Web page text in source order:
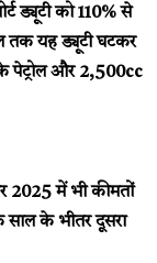
ड्यूटी को 110% से
तक यह ड्यूटी घटकर
पेट्रोल और 2,500cc
2025 में भी कीमतों
के भीतर दूसरा